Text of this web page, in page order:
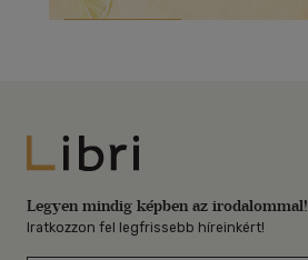
Libri
Legyen mindig képben az irodalommal!
Iratkozzon fel legfrissebb híreinkért!